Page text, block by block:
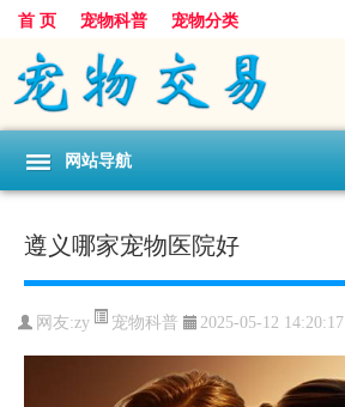
首 页 宠物科普 宠物分类
网站导航
遵义哪家宠物医院好
网友:zy 宠物科普 2025-05-12 14:20:17